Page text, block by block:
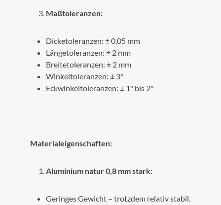
Maßtoleranzen:
Dicketoleranzen: ± 0,05 mm
Längetoleranzen: ± 2 mm
Breitetoleranzen: ± 2 mm
Winkeltoleranzen: ± 3°
Eckwinkeltoleranzen: ± 1° bis 2°
Materialeigenschaften:
Aluminium natur 0,8 mm stark:
Geringes Gewicht – trotzdem relativ stabil.